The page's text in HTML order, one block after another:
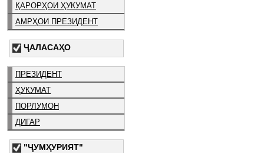
ҚАРОРҲОИ ҲУКУМАТ
АМРҲОИ ПРЕЗИДЕНТ
ҶАЛАСАҲО
ПРЕЗИДЕНТ
ҲУКУМАТ
ПОРЛУМОН
ДИГАР
"ҶУМҲУРИЯТ"